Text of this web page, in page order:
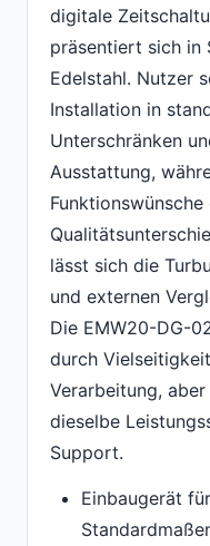
digitale
präsentiert sich in
Edelstahl. Nutzer
Installation in
Unterschränken
Ausstattung,
lässt sich die
und externen
Die EMW20-DG-
durch
Verarbeitung,
dieselbe
Support.
Einbaugerät